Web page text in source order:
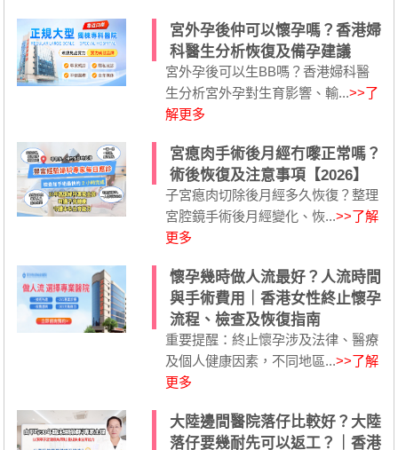
宮外孕後仲可以懷孕嗎？香港婦
科醫生分析恢復及備孕建議
宮外孕後可以生BB嗎？香港婦科醫
生分析宮外孕對生育影響、輸...>>了
解更多
宮瘜肉手術後月經冇嚟正常嗎？
術後恢復及注意事項【2026】
子宮瘜肉切除後月經多久恢復？整理
宮腔鏡手術後月經變化、恢...>>了解
更多
懷孕幾時做人流最好？人流時間
與手術費用｜香港女性終止懷孕
流程、檢查及恢復指南
重要提醒：終止懷孕涉及法律、醫療
及個人健康因素，不同地區...>>了解
更多
大陸邊間醫院落仔比較好？大陸
落仔要幾耐先可以返工？｜香港